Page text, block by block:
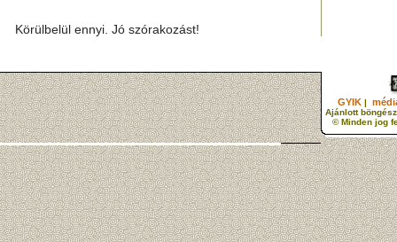
Körülbelül ennyi. Jó szórakozást!
GYIK |
Ajánlott
© Minden jog